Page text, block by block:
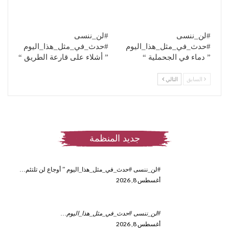
#لن_ننسى
#حدث_في_مثل_هذا_اليوم
” دماء في الجحملية “
#لن_ننسى
#حدث_في_مثل_هذا_اليوم
” أشلاء على قارعة الطريق “
السابق التالي
جديد المنظمة
#لن_ننسى #حدث_في_مثل_هذا_اليوم ” أوجاع لن تلتئم…
أغسطس 8, 2026
#لن_ننسى #حدث_في_مثل_هذا_اليوم…
أغسطس 8, 2026